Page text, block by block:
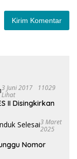
3 Juni 2017
11029
Lihat
II Disingkirkan
3 Maret
2025
Nomor